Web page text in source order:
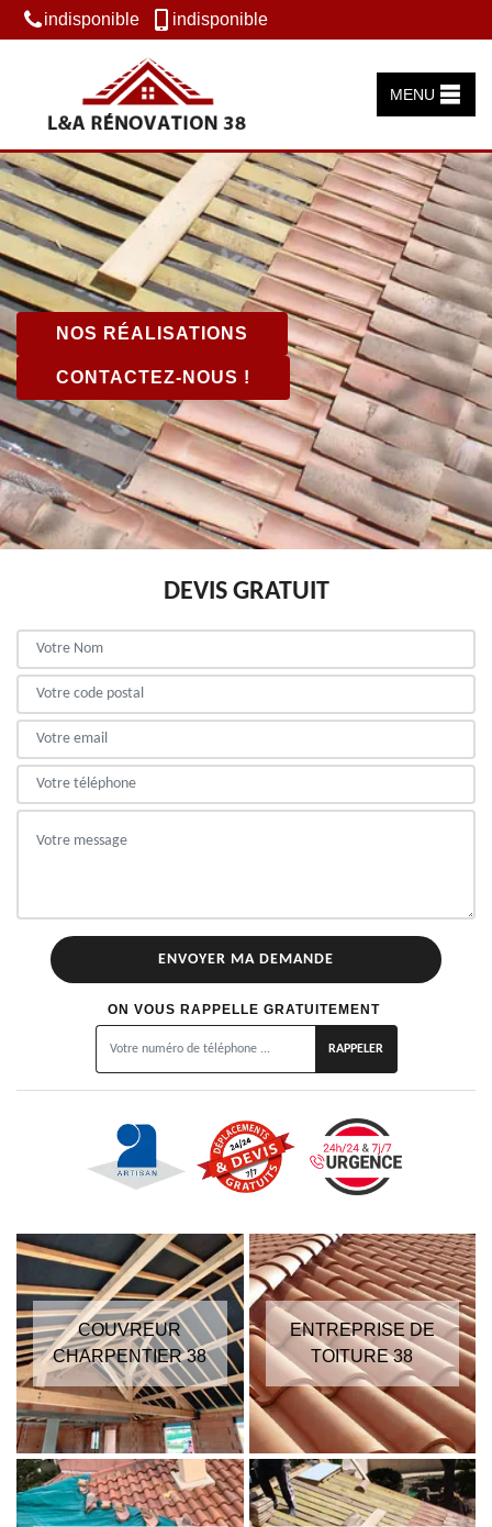
indisponible indisponible
MENU
NOS RÉALISATIONS
CONTACTEZ-NOUS !
DEVIS GRATUIT
ON VOUS RAPPELLE GRATUITEMENT
COUVREUR
CHARPENTIER 38
ENTREPRISE DE
TOITURE 38